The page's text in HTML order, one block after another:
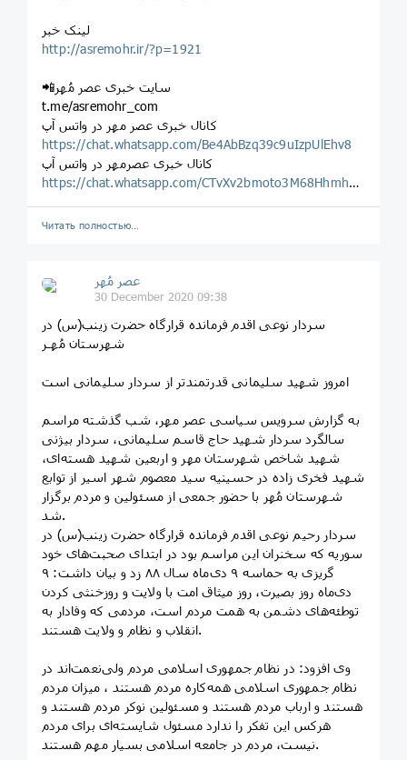
لینک خبر
http://asremohr.ir/?p=1921
📲سایت خبری عصر مُهر
t.me/asremohr_com
کانال خبری عصر مهر در واتس آپ
https://chat.whatsapp.com/Be4AbBzq39c9uIzpUlEhv8
کانال خبری عصرمهر در واتس آپ
https://chat.whatsapp.com/CTvXv2bmoto3M68Hhmhgrh
Читать полностью…
عصر مُهر
30 December 2020 09:38
سردار نوعی اقدم فرمانده قرارگاه حضرت زینب(س) در
شهرستان مُهـر
امروز شهید سلیمانی قدرتمندتر از سردار سلیمانی است
به گزارش سرویس سیاسی عصر مهر، شب گذشته مراسم
سالگرد سردار شهید حاج قاسم سلیمانی، سردار بیژنی
شهید شاخص شهرستان مهر و اربعین شهید هسته‌ای،
شهید فخری زاده در حسینیه سید معصوم شهر اسیر از توابع
شهرستان مُهر با حضور جمعی از مسئولین و مردم برگزار
شد.
سردار رحیم نوعی اقدم فرمانده قرارگاه حضرت زینب(س) در
سوریه که سخنران این مراسم بود در ابتدای صحبت‌های خود
گریزی به حماسه ۹ دی‌ماه سال ۸۸ زد و بیان داشت: ۹
دی‌ماه روز بصیرت، روز میثاق امت با ولایت و روزخنثی کردن
توطئه‌های دشمن به همت مردم است، مردمی که وفادار به
انقلاب و نظام و ولایت هستند.
وی افزود: در نظام جمهوری اسلامی مردم ولی‌نعمت‌اند در
نظام جمهوری اسلامی همه‌کاره مردم هستند ، میزان مردم
هستند و ارباب مردم هستند و مسئولین نوکر مردم هستند و
هرکس این تفکر را ندارد مسئول شایسته‌ای برای مردم
نیست، مردم در جامعه اسلامی بسیار مهم هستند.